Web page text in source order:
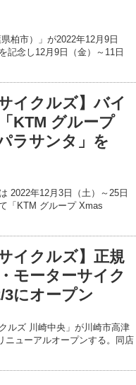
柏市）」が2022年12月9日
記念し12月9日（金）～11日
イクルズ】バイ
KTM グループ
ラサンタ」を
2022年12月3日（土）～25日
「KTM グループ Xmas
イクルズ】正規
モーターサイク
3にオープン
ルズ 川崎中央」が川崎市高津
ニューアルオープンする。同店